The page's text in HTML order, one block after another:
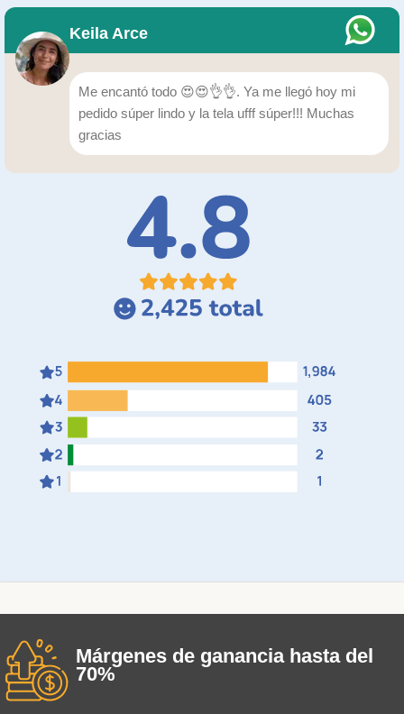
Keila Arce
Me encantó todo 😍😍👌👌. Ya me llegó hoy mi
pedido súper lindo y la tela ufff súper!!! Muchas
gracias
Márgenes de ganancia hasta del
70%